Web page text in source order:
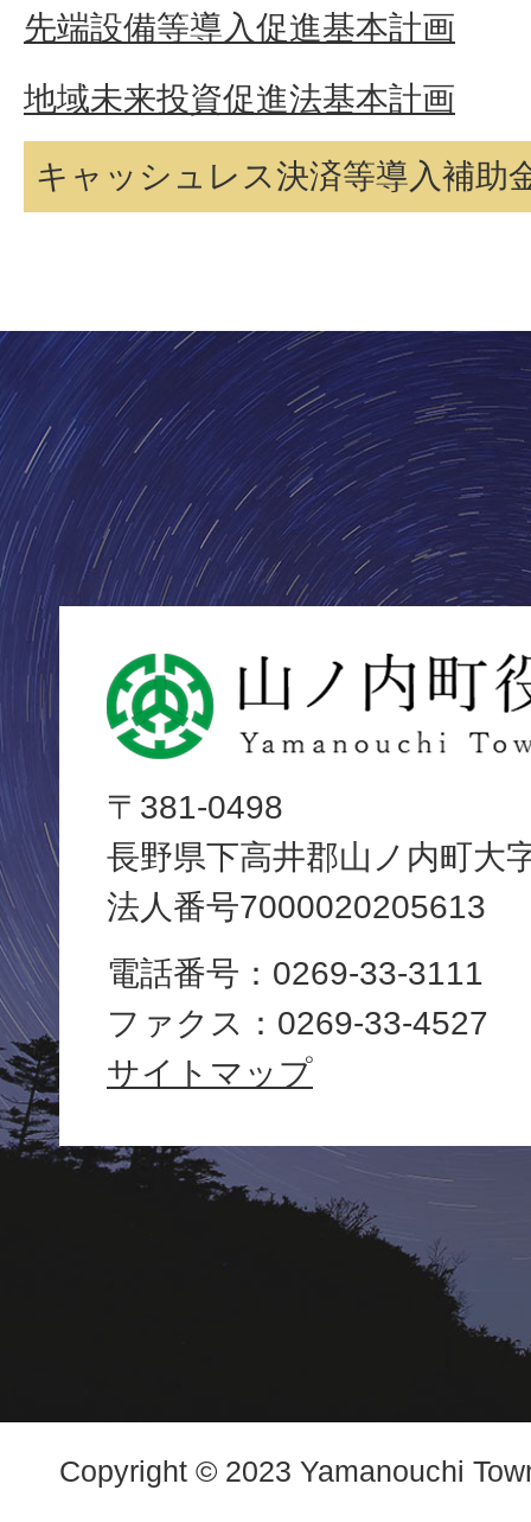
先端設備等導入促進基本計画
地域未来投資促進法基本計画
キャッシュレス決済等導入補助
山
ノ
内
町
役
場
Yamanouchi
Town
〒381-0498
長野県下高井郡山ノ内町大
法人番号7000020205613
電話番号：0269-33-3111
ファクス：0269-33-4527
サイトマップ
Copyright © 2023 Yamanouchi